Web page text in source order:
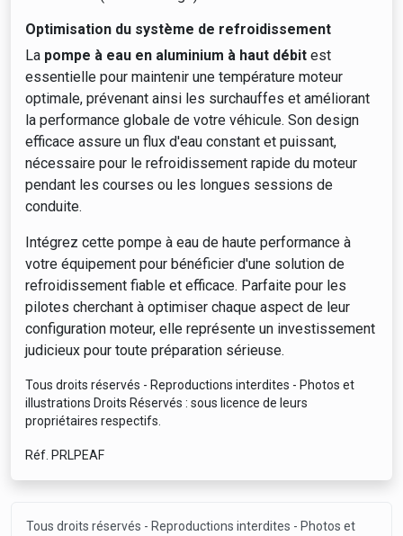
Optimisation du système de refroidissement
La pompe à eau en aluminium à haut débit est
essentielle pour maintenir une température moteur
optimale, prévenant ainsi les surchauffes et améliorant
la performance globale de votre véhicule. Son design
efficace assure un flux d'eau constant et puissant,
nécessaire pour le refroidissement rapide du moteur
pendant les courses ou les longues sessions de
conduite.
Intégrez cette pompe à eau de haute performance à
votre équipement pour bénéficier d'une solution de
refroidissement fiable et efficace. Parfaite pour les
pilotes cherchant à optimiser chaque aspect de leur
configuration moteur, elle représente un investissement
judicieux pour toute préparation sérieuse.
Tous droits réservés - Reproductions interdites - Photos et
illustrations Droits Réservés : sous licence de leurs
propriétaires respectifs.
Réf. PRLPEAF
Tous droits réservés - Reproductions interdites - Photos et